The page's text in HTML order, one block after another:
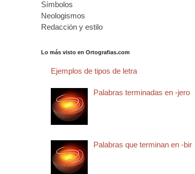
Símbolos
Neologismos
Redacción y estilo
Lo más visto en Ortografias.com
Ejemplos de tipos de letra
Palabras terminadas en -jero
Palabras que terminan en -bir